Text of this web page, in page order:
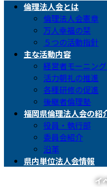
倫理法人会とは
倫理法人会憲章
万人幸福の栞
５つの活動指針
主な活動内容
経営者モーニン
活力朝礼の推進
各種研修の促進
後継者倫理塾
福岡県倫理法人会の紹
役員・執行部
委員会紹介
沿革
県内単位法人会情報
イ